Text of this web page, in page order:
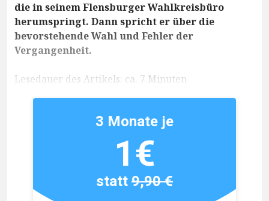
die in seinem Flensburger Wahlkreisbüro
herumspringt. Dann spricht er über die
bevorstehende Wahl und Fehler der
Vergangenheit.
Lesedauer des Artikels: ca. 7 Minuten
3 Monate je
1€
statt9,90 €